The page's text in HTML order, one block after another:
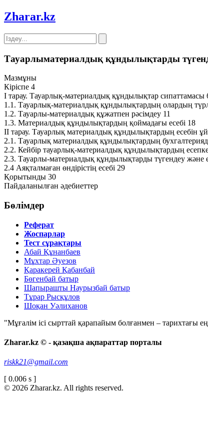
Zharar.kz
Тауарлыматериалдық құндылықтарды
Мазмұны
Кіріспе 4
І тарау. Тауарлық-материалдық құндылықтар сипаттамасы
1.1. Тауарлық-материалдық құндылықтардың олардың
1.2. Тауарлы-материалдық құжатпен рәсімдеу 11
1.3. Материалдық құндылықтардың қоймадағы есебі 18
ІІ тарау. Тауарлық материалдық құндылықтардың есебін
2.1. Тауарлық материалдық құндылықтардың
2.2. Кейбір тауарлық-материалдық құндылықтардың есепке
2.3. Тауарлы-материалдық құндылықтарды түгендеу және
2.4 Аяқталмаған өндірістің есебі 29
Қорытынды 30
Пайдаланылған әдебиеттер
Бөлімдер
Реферат
Жоспарлар
Тест сұрақтары
Абай Құнанбаев
Мұхтар Әуезов
Қаракерей Қабанбай
Бөгенбай батыр
Шапырашты Наурызбай батыр
Тұрар Рысқұлов
Шоқан Уәлиханов
"Мұғалім ісі сырттай қарапайым болғанмен – тарихтағы ең
Zharar.kz © - қазақша ақпараттар порталы
riskk21@gmail.com
[ 0.006 s ]
© 2026 Zharar.kz. All rights reserved.